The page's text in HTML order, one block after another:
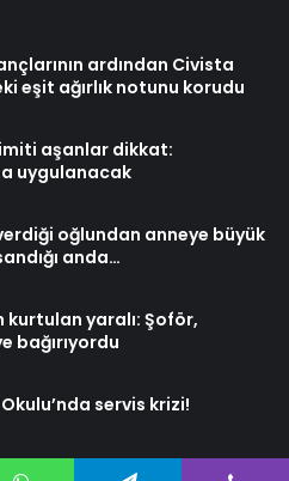
ardından Civista
eşit ağırlık notunu korudu
aşanlar dikkat:
uygulanacak
oğlundan anneye büyük
anda…
yaralı: Şoför,
bağırıyordu
servis krizi!